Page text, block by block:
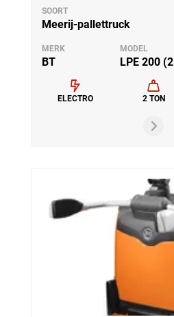
SOORT
Meerij-pallettruck
MERK
BT
MODEL
LPE 200 (2
ELECTRO 2 TON